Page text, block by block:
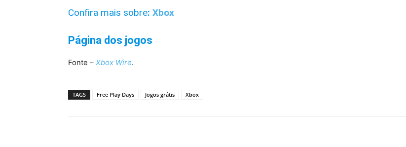
Confira mais sobre: Xbox
Página dos jogos
Fonte – Xbox Wire.
TAGS Free Play Days Jogos grátis Xbox